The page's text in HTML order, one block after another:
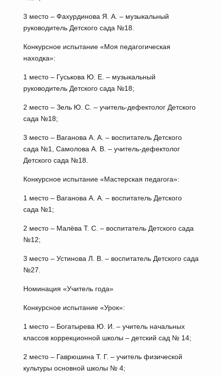
3 место – Фахурдинова Я. А. – музыкальный
руководитель Детского сада №18.
Конкурсное испытание «Моя педагогическая
находка»:
1 место – Гуськова Ю. Е. – музыкальный
руководитель Детского сада №18;
2 место – Зель Ю. С. – учитель-дефектолог Детского
сада №18;
3 место – Ваганова А. А. – воспитатель Детского
сада №1, Самолова А. В. – учитель-дефектолог
Детского сада №18.
Конкурсное испытание «Мастерская педагога»:
1 место – Ваганова А. А. – воспитатель Детского
сада №1;
2 место – Малёва Т. С. – воспитатель Детского сада
№12;
3 место – Устинова Л. В. – воспитатель Детского сада
№27.
Номинация «Учитель года»
Конкурсное испытание «Урок»:
1 место – Богатырева Ю. И. – учитель начальных
классов коррекционной школы – детский сад № 14;
2 место – Гаврюшина Т. Г. – учитель физической
культуры основной школы № 4;